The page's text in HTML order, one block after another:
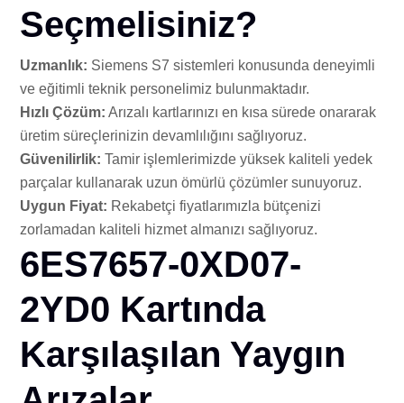
Seçmelisiniz?
Uzmanlık: Siemens S7 sistemleri konusunda deneyimli
ve eğitimli teknik personelimiz bulunmaktadır.
Hızlı Çözüm: Arızalı kartlarınızı en kısa sürede onararak
üretim süreçlerinizin devamlılığını sağlıyoruz.
Güvenilirlik: Tamir işlemlerimizde yüksek kaliteli yedek
parçalar kullanarak uzun ömürlü çözümler sunuyoruz.
Uygun Fiyat: Rekabetçi fiyatlarımızla bütçenizi
zorlamadan kaliteli hizmet almanızı sağlıyoruz.
6ES7657-0XD07-
2YD0 Kartında
Karşılaşılan Yaygın